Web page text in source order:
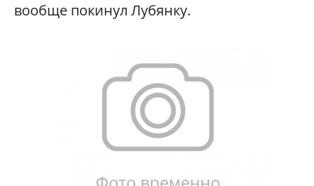
вообще покинул Лубянку.